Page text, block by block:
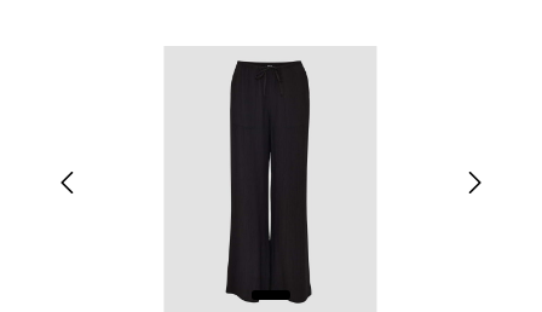
Afbeeldingengalerij overslaan